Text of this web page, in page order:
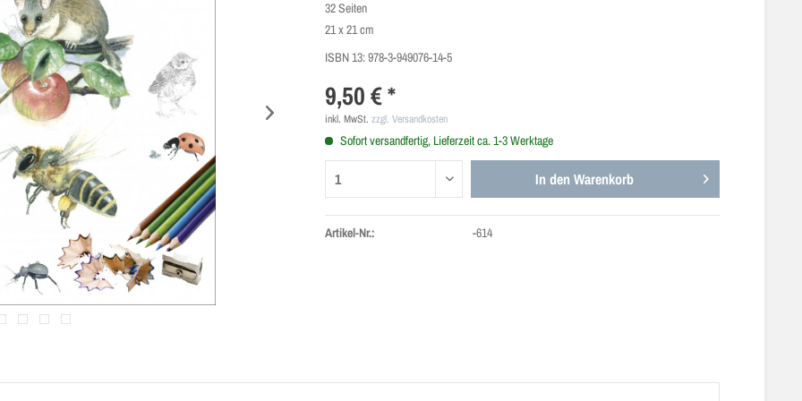
32 Seiten
21 x 21 cm
ISBN 13:978-3-949076-14-5
9,50 € *
inkl. MwSt.zzgl. Versandkosten
Sofort versandfertig, Lieferzeit ca. 1-3 Werktage
In den Warenkorb
Artikel-Nr.: -614